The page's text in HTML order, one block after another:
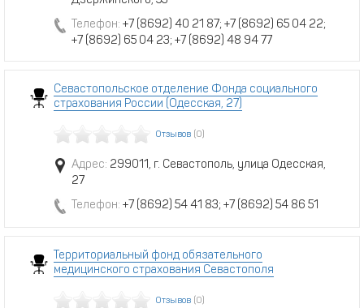
Телефон: +7 (8692) 40 21 87; +7 (8692) 65 04 22;
+7 (8692) 65 04 23; +7 (8692) 48 94 77
Севастопольское отделение Фонда социального
страхования России (Одесская, 27)
Отзывов (0)
Адрес: 299011, г. Севастополь, улица Одесская,
27
Телефон: +7 (8692) 54 41 83; +7 (8692) 54 86 51
Территориальный фонд обязательного
медицинского страхования Севастополя
Отзывов (0)